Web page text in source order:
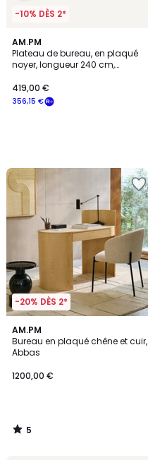
-10% DÈS 2*
AM.PM
Plateau de bureau, en plaqué
noyer, longueur 240 cm,
356,15 €
419,00 €
-20% DÈS 2*
AM.PM
Bureau en plaqué chêne et cuir,
Abbas
1200,00 €
5
/
5
5
/